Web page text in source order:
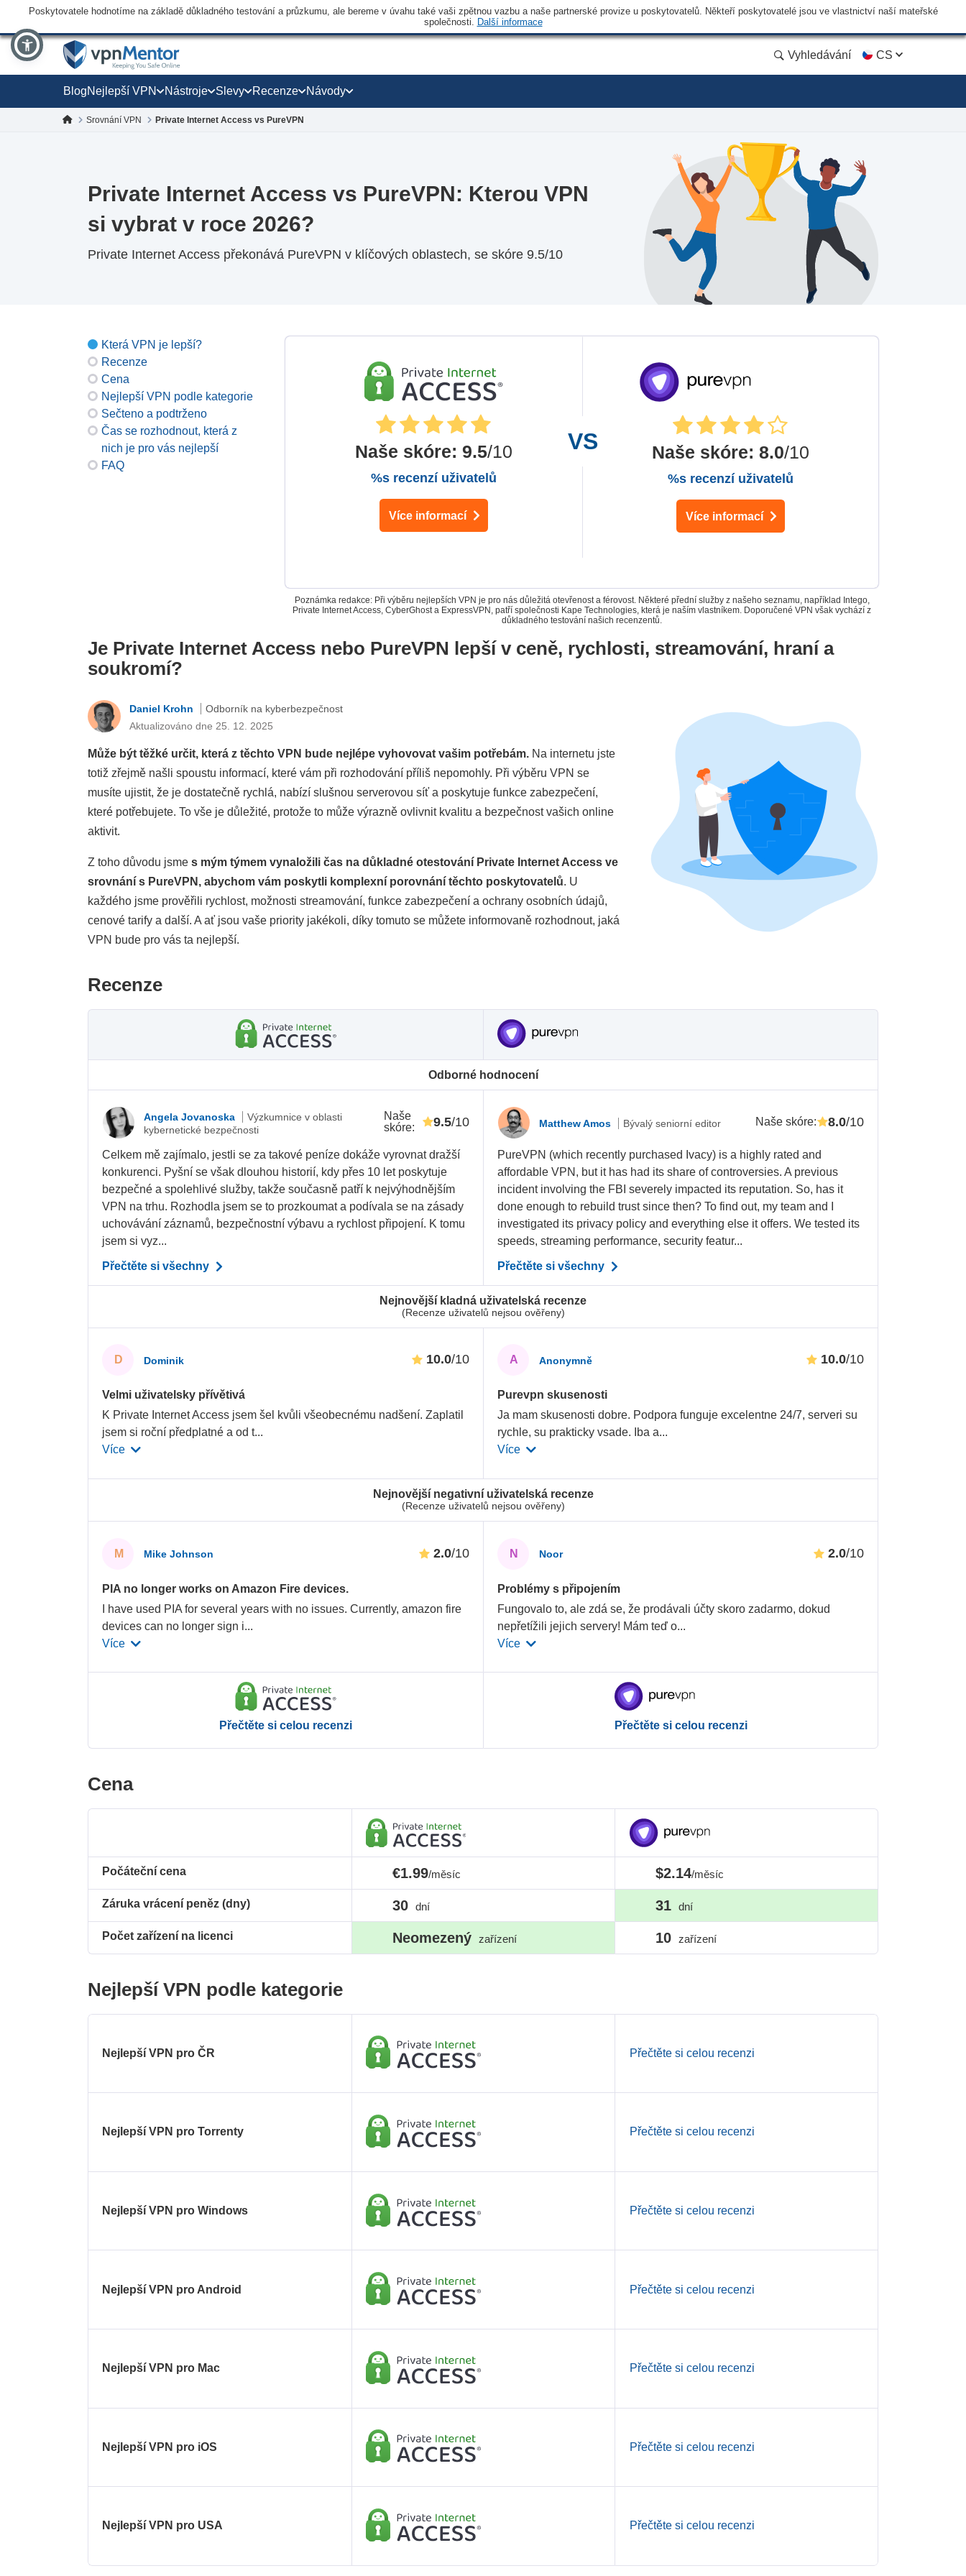
Poskytovatele hodnotíme na základě důkladného testování a průzkumu, ale bereme v úvahu také vaši zpětnou vazbu a naše partnerské provize u poskytovatelů. Někteří poskytovatelé jsou ve vlastnictví naší mateřské
společnosti. Další informace
Vyhledávání CS
BlogNejlepší VPN Nástroje Slevy Recenze Návody
Srovnání VPN Private Internet Access vs PureVPN
Private Internet Access vs PureVPN: Kterou VPN
si vybrat v roce 2026?
Private Internet Access překonává PureVPN v klíčových oblastech, se skóre 9.5/10
Která VPN je lepší?
Recenze
Cena
Nejlepší VPN podle kategorie
Sečteno a podtrženo
Čas se rozhodnout, která z
nich je pro vás nejlepší
FAQ
Naše skóre: 9.5/10
%s recenzí uživatelů
Více informací
Naše skóre: 8.0/10
%s recenzí uživatelů
Více informací
Poznámka redakce: Při výběru nejlepších VPN je pro nás důležitá otevřenost a férovost. Některé přední služby z našeho seznamu, například Intego,
Private Internet Access, CyberGhost a ExpressVPN, patří společnosti Kape Technologies, která je naším vlastníkem. Doporučené VPN však vychází z
důkladného testování našich recenzentů.
Je Private Internet Access nebo PureVPN lepší v ceně, rychlosti, streamování, hraní a
soukromí?
Daniel Krohn
Odborník na kyberbezpečnost
Aktualizováno dne 25. 12. 2025
Může být těžké určit, která z těchto VPN bude nejlépe vyhovovat vašim potřebám. Na internetu jste
totiž zřejmě našli spoustu informací, které vám při rozhodování příliš nepomohly. Při výběru VPN se
musíte ujistit, že je dostatečně rychlá, nabízí slušnou serverovou síť a poskytuje funkce zabezpečení,
které potřebujete. To vše je důležité, protože to může výrazně ovlivnit kvalitu a bezpečnost vašich online
aktivit.
Z toho důvodu jsme s mým týmem vynaložili čas na důkladné otestování Private Internet Access ve
srovnání s PureVPN, abychom vám poskytli komplexní porovnání těchto poskytovatelů. U
každého jsme prověřili rychlost, možnosti streamování, funkce zabezpečení a ochrany osobních údajů,
cenové tarify a další. A ať jsou vaše priority jakékoli, díky tomuto se můžete informovaně rozhodnout, jaká
VPN bude pro vás ta nejlepší.
Recenze
Odborné hodnocení
Nejnovější kladná uživatelská recenze
(Recenze uživatelů nejsou ověřeny)
Nejnovější negativní uživatelská recenze
(Recenze uživatelů nejsou ověřeny)
Angela Jovanoska
Výzkumnice v oblasti
kybernetické bezpečnosti
Naše
skóre: 9.5/10
Celkem mě zajímalo, jestli se za takové peníze dokáže vyrovnat dražší
konkurenci. Pyšní se však dlouhou historií, kdy přes 10 let poskytuje
bezpečné a spolehlivé služby, takže současně patří k nejvýhodnějším
VPN na trhu. Rozhodla jsem se to prozkoumat a podívala se na zásady
uchovávání záznamů, bezpečnostní výbavu a rychlost připojení. K tomu
jsem si vyz...
Přečtěte si všechny
D Dominik 10.0/10
Velmi uživatelsky přívětivá
K Private Internet Access jsem šel kvůli všeobecnému nadšení. Zaplatil
jsem si roční předplatné a od t...
Více
M Mike Johnson 2.0/10
PIA no longer works on Amazon Fire devices.
I have used PIA for several years with no issues. Currently, amazon fire
devices can no longer sign i...
Více
Přečtěte si celou recenzi
Matthew Amos Bývalý seniorní editor Naše skóre: 8.0/10
PureVPN (which recently purchased Ivacy) is a highly rated and
affordable VPN, but it has had its share of controversies. A previous
incident involving the FBI severely impacted its reputation. So, has it
done enough to rebuild trust since then? To find out, my team and I
investigated its privacy policy and everything else it offers. We tested its
speeds, streaming performance, security featur...
Přečtěte si všechny
A Anonymně 10.0/10
Purevpn skusenosti
Ja mam skusenosti dobre. Podpora funguje excelentne 24/7, serveri su
rychle, su prakticky vsade. Iba a...
Více
N Noor 2.0/10
Problémy s připojením
Fungovalo to, ale zdá se, že prodávali účty skoro zadarmo, dokud
nepřetížili jejich servery! Mám teď o...
Více
Přečtěte si celou recenzi
Cena
Počáteční cena
Záruka vrácení peněz (dny)
Počet zařízení na licenci
€1.99/měsíc
30 dní
Neomezený zařízení
$2.14/měsíc
31 dní
10 zařízení
Nejlepší VPN podle kategorie
Nejlepší VPN pro ČR Přečtěte si celou recenzi
Nejlepší VPN pro Torrenty Přečtěte si celou recenzi
Nejlepší VPN pro Windows Přečtěte si celou recenzi
Nejlepší VPN pro Android Přečtěte si celou recenzi
Nejlepší VPN pro Mac Přečtěte si celou recenzi
Nejlepší VPN pro iOS Přečtěte si celou recenzi
Nejlepší VPN pro USA Přečtěte si celou recenzi